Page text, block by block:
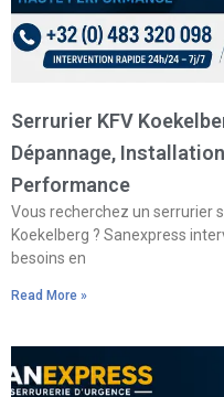
Serrurier KFV
Dépannage,
Performance
Vous recherchez un serrurier
Koekelberg ? Sanexpress
besoins en
Read More »